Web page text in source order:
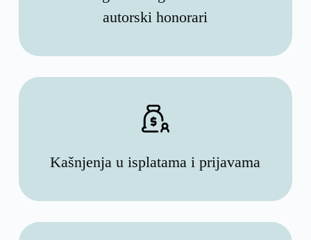
autorski honorari
Kašnjenja u isplatama i prijavama